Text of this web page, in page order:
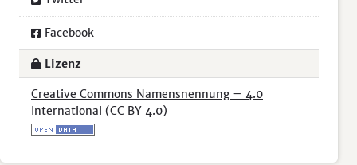
Facebook
Lizenz
Creative Commons Namensnennung – 4.0
International (CC BY 4.0)